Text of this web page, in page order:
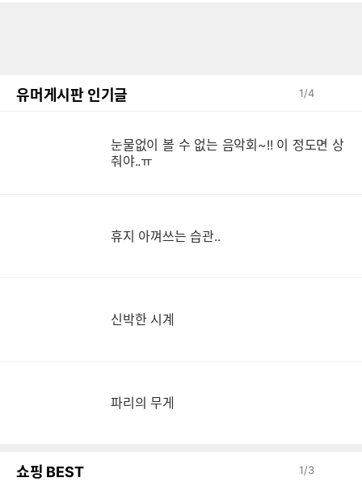
유머게시판 인기글 1/4
눈물없이 볼 수 없는 음악회~!! 이 정도면 상
줘야..ㅠ
휴지 아껴쓰는 습관..
신박한 시계
파리의 무게
쇼핑 BEST 1/3